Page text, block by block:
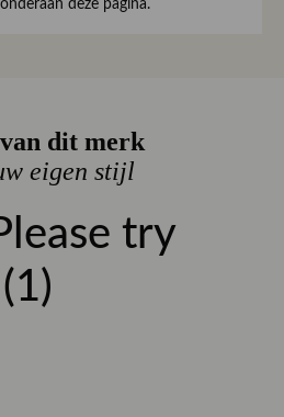
en ritssluiting
eerst te passen op ons
Lees hier meer over ruilen en
en retourneren
deze pagina.
dit merk
eigen stijl
try